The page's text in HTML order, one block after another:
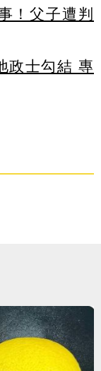
！父子遭判
政士勾結 專